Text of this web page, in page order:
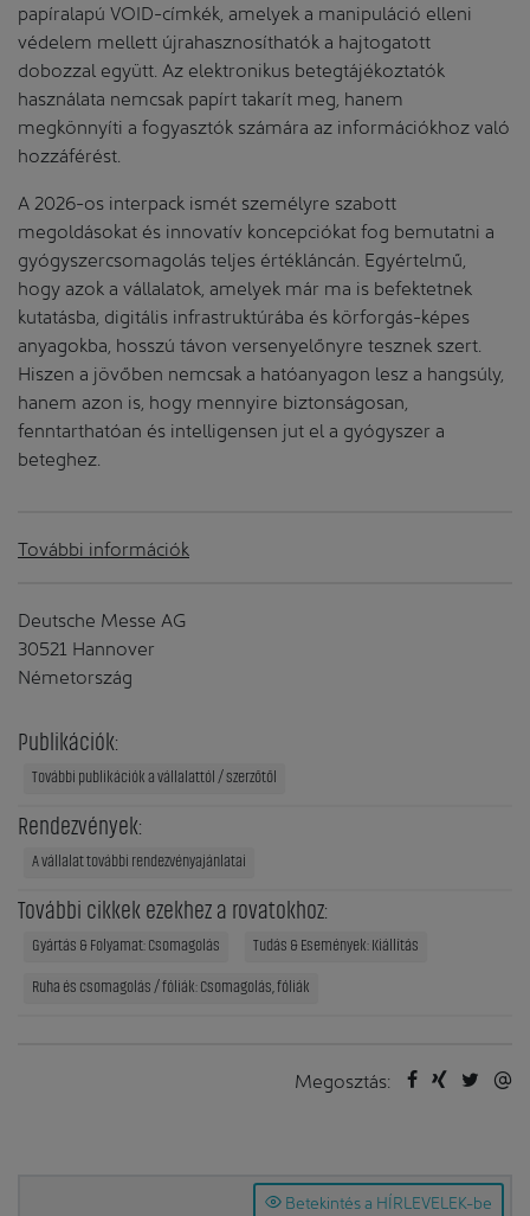
papíralapú VOID-címkék, amelyek a manipuláció elleni
védelem mellett újrahasznosíthatók a hajtogatott
dobozzal együtt. Az elektronikus betegtájékoztatók
használata nemcsak papírt takarít meg, hanem
megkönnyíti a fogyasztók számára az információkhoz való
hozzáférést.
A 2026-os interpack ismét személyre szabott
megoldásokat és innovatív koncepciókat fog bemutatni a
gyógyszercsomagolás teljes értékláncán. Egyértelmű,
hogy azok a vállalatok, amelyek már ma is befektetnek
kutatásba, digitális infrastruktúrába és körforgás-képes
anyagokba, hosszú távon versenyelőnyre tesznek szert.
Hiszen a jövőben nemcsak a hatóanyagon lesz a hangsúly,
hanem azon is, hogy mennyire biztonságosan,
fenntarthatóan és intelligensen jut el a gyógyszer a
beteghez.
További információk
Deutsche Messe AG
30521 Hannover
Németország
Publikációk:
További publikációk a vállalattól / szerzőtől
Rendezvények:
A vállalat további rendezvényajánlatai
További cikkek ezekhez a rovatokhoz:
Gyártás & Folyamat: Csomagolás Tudás & Események: Kiállítás
Ruha és csomagolás / fóliák: Csomagolás, fóliák
Megosztás:
Betekintés a HÍRLEVELEK-be